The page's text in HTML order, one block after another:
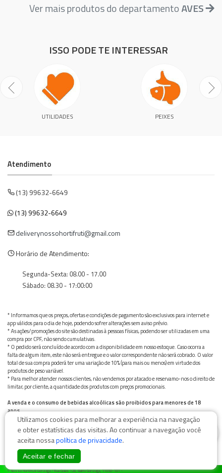
Ver mais produtos do departamentoAVES
ISSO PODE TE INTERESSAR
UTILIDADES PEIXES
Atendimento
(13) 99632-6649
(13) 99632-6649
deliverynossohortifruti@gmail.com
Horário de Atendimento:
Segunda-Sexta: 08.00 - 17.00
Sábado: 08.30 - 17:00:00
* Informamos que os preços, ofertas e condições de pagamento são exclusivos para internet e
app válidos para o dia de hoje, podendo sofrer alterações sem aviso prévio.
* As ações/promoções do site são destinadas à pessoas físicas, podendo ser utilizadas em uma
compra por CPF, não sendo cumulativas.
* O pedido será concluído de acordo com a disponibilidade em nosso estoque. Caso ocorra a
falta de algum item, este não será entregue e o valor correspondente não será cobrado. O valor
total de sua compra poderá ter uma variação de 10% (para mais ou menos) em virtude dos
produtos de peso variável.
* Para melhor atender nossos clientes, não vendemos por atacado e reservamo-nos o direito de
limitar, por cliente, a quantidade dos produtos com preços promocionais.
A venda e o consumo de bebidas alcoólicas são proibidos para menores de 18
anos.
Bebida alcoólica pode causar dependência química e, em excesso, provoca graves males à saúde.
Beba com moderação
© Nosso Hortifruti Gonzaga / Rua Goiás 128, Bairro Gonzaga, 11050-101 -
Utilizamos cookies para melhorar a experiência na navegação
e obter estatísticas das visitas. Ao continuar a navegação você
aceita nossapolítica de privacidade.
Aceitar e fechar